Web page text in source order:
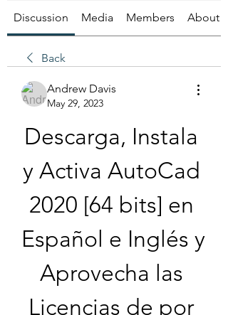
Discussion Media Members About
Back
Andrew Davis
May 29, 2023
Descarga, Instala
y Activa AutoCad
2020 [64 bits] en
Español e Inglés y
Aprovecha las
Licencias de por